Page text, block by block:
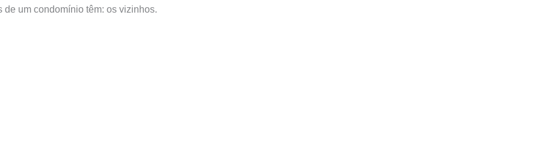
de um condomínio têm: os vizinhos.